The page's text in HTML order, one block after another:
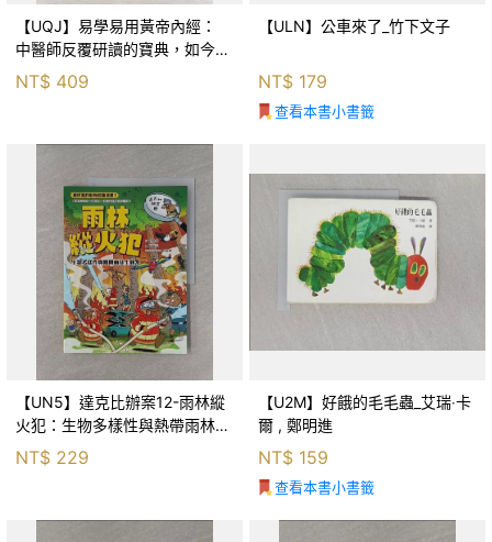
【UQJ】易學易用黃帝內經：
中醫師反覆研讀的寶典，如今一
般人也能實踐。12條經絡、365
個穴位白話詳解，經之所過，病
NT$ 409
【ULN】公車來了_竹下文子
NT$ 179
查看本書小書籤
【UN5】達克比辦案12-雨林縱
火犯：生物多樣性與熱帶雨林生
態系_柯智元
NT$ 229
【U2M】好餓的毛毛蟲_艾瑞‧卡
爾 , 鄭明進
NT$ 159
查看本書小書籤